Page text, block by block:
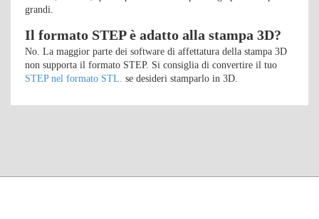
grandi.
Il formato STEP è adatto alla stampa 3D?
No. La maggior parte dei software di affettatura della stampa 3D
non supporta il formato STEP. Si consiglia di convertire il tuo
STEP nel formato STL. se desideri stamparlo in 3D.